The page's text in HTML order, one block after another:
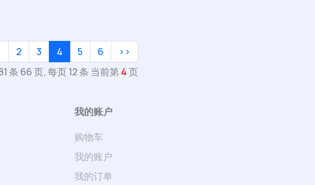
2 3 4 5 6
>>
条 66 页, 每页 12 条 当前第 4页
我的账户
购物车
我的账户
我的订单